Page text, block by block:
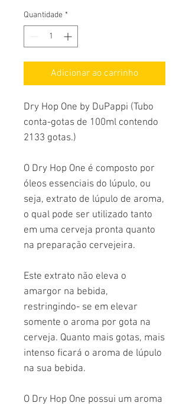
Quantidade *
Adicionar ao carrinho
Dry Hop One by DuPappi (Tubo
conta-gotas de 100ml contendo
2133 gotas.)
O Dry Hop One é composto por
óleos essenciais do lúpulo, ou
seja, extrato de lúpulo de aroma,
o qual pode ser utilizado tanto
em uma cerveja pronta quanto
na preparação cervejeira.
Este extrato não eleva o
amargor na bebida,
restringindo- se em elevar
somente o aroma por gota na
cerveja. Quanto mais gotas, mais
intenso ficará o aroma de lúpulo
na sua bebida.
O Dry Hop One possui um aroma